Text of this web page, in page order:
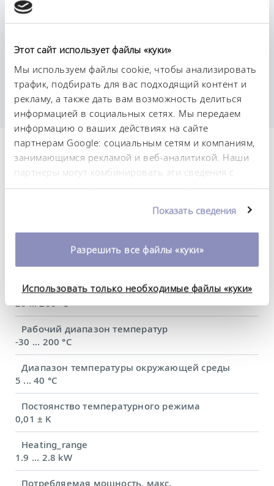
Этот сайт использует файлы «куки»
Мы используем файлы cookie, чтобы анализировать
трафик, подбирать для вас подходящий контент и
рекламу, а также дать вам возможность делиться
информацией в социальных сетях. Мы передаем
информацию о ваших действиях на сайте
партнерам Google: социальным сетям и компаниям,
занимающимся рекламой и веб-аналитикой. Наши
партнеры могут комбинировать эти сведения с
предоставленной вами информацией, а также
использовании вами их сервисов. Вы можете
изменить или отозвать свое согласие в любое
время. Более подробную информацию об этом вы
Показать сведения
Разрешить все файлы «куки»
Использовать только необходимые файлы «куки»
Постоянство температурного режима
0,01 ± K
Технические
характеристики (согл.
охлаждением
20 ... 200 °C
Рабочий диапазон температур
-30 ... 200 °C
Диапазон температуры окружающей среды
5 ... 40 °C
Постоянство температурного режима
0,01 ± K
Heating_range
1.9 ... 2.8 kW
Потребляемая мощность, макс.